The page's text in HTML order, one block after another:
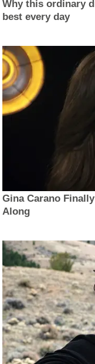
Why this ordinary
best every day
Gina Carano
Along